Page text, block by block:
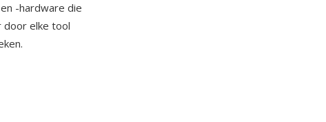
-hardware die
door elke tool